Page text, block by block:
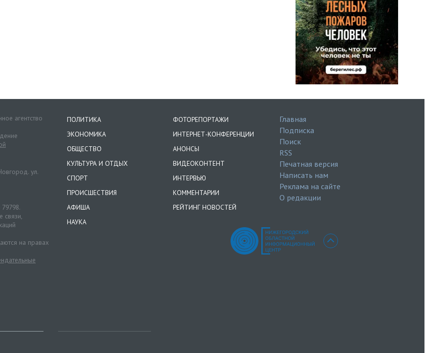
агентство
ул.
связи,
на правах
ПОЛИТИКА
ЭКОНОМИКА
ОБЩЕСТВО
КУЛЬТУРА И ОТДЫХ
СПОРТ
ПРОИСШЕСТВИЯ
АФИША
НАУКА
ФОТОРЕПОРТАЖИ
ИНТЕРНЕТ-КОНФЕРЕНЦИИ
АНОНСЫ
ВИДЕОКОНТЕНТ
ИНТЕРВЬЮ
КОММЕНТАРИИ
РЕЙТИНГ НОВОСТЕЙ
Главная
Подписка
Поиск
RSS
Печатная версия
Написать нам
Реклама на сайте
О редакции